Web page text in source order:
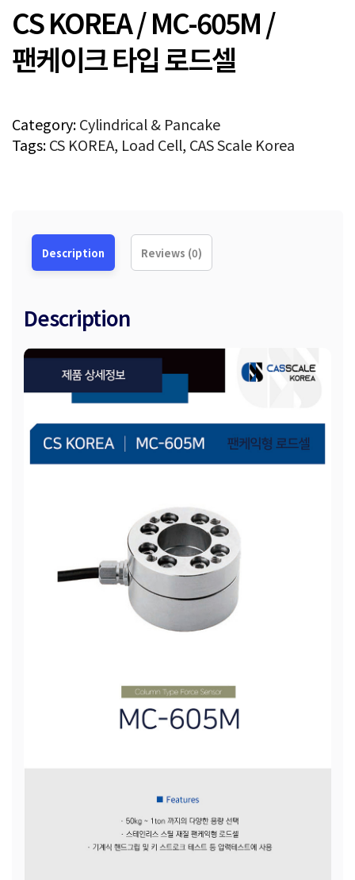
CS KOREA / MC-605M /
팬케이크 타입 로드셀
Category:Cylindrical & Pancake
Tags:CS KOREA, Load Cell, CAS Scale Korea
Description Reviews (0)
Description